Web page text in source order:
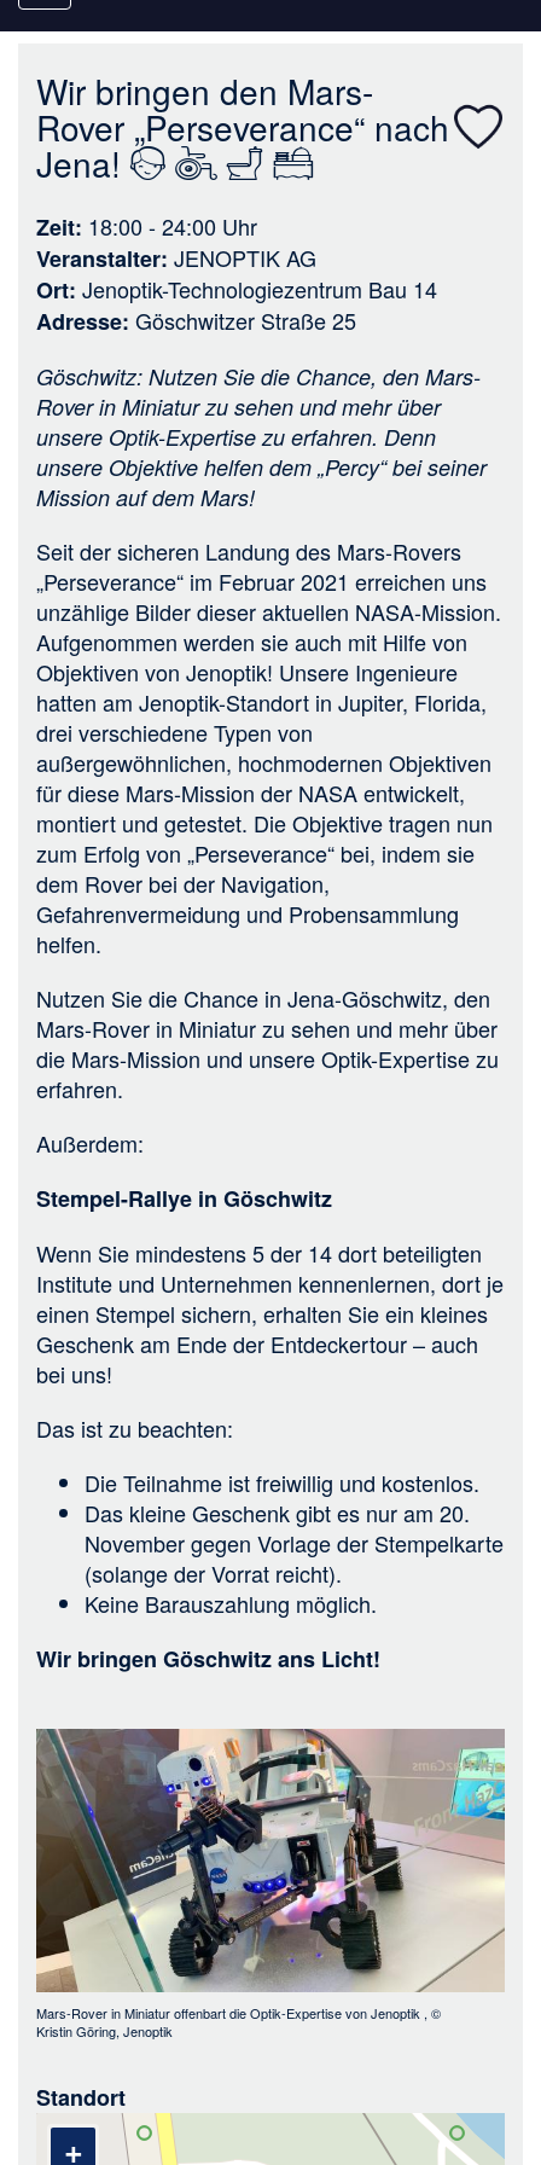
navigation
Wir bringen den Mars-
Rover „Perseverance“ nach
Jena!
Zeit 18:00 - 24:00 Uhr
Veranstalter JENOPTIK AG
Ort Jenoptik-Technologiezentrum Bau 14
Adresse Göschwitzer Straße 25
Göschwitz: Nutzen Sie die Chance, den Mars-
Rover in Miniatur zu sehen und mehr über
unsere Optik-Expertise zu erfahren. Denn
unsere Objektive helfen dem „Percy“ bei seiner
Mission auf dem Mars!
Seit der sicheren Landung des Mars-Rovers
„Perseverance“ im Februar 2021 erreichen uns
unzählige Bilder dieser aktuellen NASA-Mission.
Aufgenommen werden sie auch mit Hilfe von
Objektiven von Jenoptik! Unsere Ingenieure
hatten am Jenoptik-Standort in Jupiter, Florida,
drei verschiedene Typen von
außergewöhnlichen, hochmodernen Objektiven
für diese Mars-Mission der NASA entwickelt,
montiert und getestet. Die Objektive tragen nun
zum Erfolg von „Perseverance“ bei, indem sie
dem Rover bei der Navigation,
Gefahrenvermeidung und Probensammlung
helfen.
Nutzen Sie die Chance in Jena-Göschwitz, den
Mars-Rover in Miniatur zu sehen und mehr über
die Mars-Mission und unsere Optik-Expertise zu
erfahren.
Außerdem:
Stempel-Rallye in Göschwitz
Wenn Sie mindestens 5 der 14 dort beteiligten
Institute und Unternehmen kennenlernen, dort je
einen Stempel sichern, erhalten Sie ein kleines
Geschenk am Ende der Entdeckertour – auch
bei uns!
Das ist zu beachten:
Die Teilnahme ist freiwillig und kostenlos.
Das kleine Geschenk gibt es nur am 20.
November gegen Vorlage der Stempelkarte
(solange der Vorrat reicht).
Keine Barauszahlung möglich.
Wir bringen Göschwitz ans Licht!
Bild
Mars-Rover in Miniatur offenbart die Optik-Expertise von Jenoptik , ©
Kristin Göring, Jenoptik
Standort
+